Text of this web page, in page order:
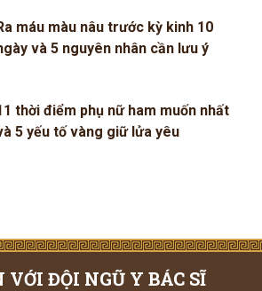
máu màu nâu trước kỳ kinh 10
và 5 nguyên nhân cần lưu ý
thời điểm phụ nữ ham muốn nhất
5 yếu tố vàng giữ lửa yêu
ĐỘI NGŨ Y BÁC SĨ